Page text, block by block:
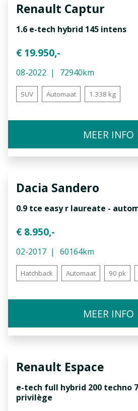
Renault Captur
1.6 e-tech hybrid 145 intens
€ 19.950,-
08-2022 72940km
SUV Automaat 1.338 kg
MEER INFO
Dacia Sandero
0.9 tce easy r laureate -
€ 8.950,-
02-2017 60164km
Hatchback Automaat 90 pk
MEER INFO
Renault Espace
e-tech full hybrid 200 techno
privilège